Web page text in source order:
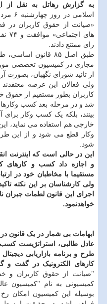
به گزارش رهاتل به نقل از
«صیانت از حقوق کاربران در
رای ممتنع دادند.
طبق اصل ۸۵ قانون
مجازی در کمیسیون تخصصی
از تائید شورای نگهبان، بصورت
ولی فعالان این عرصه
کاربران بطور مستقیم از حقوق
شد و در مرحله بعد کسب
بینند، بلکه یک کسب وکار برای
خارجی هم استفاده می نماید،
وکار قطع می شود و از این
شود.
این در حالی است که اینترنت
و اجازه داد کسب و
مستقیما با مخاطبان خود در
ولی کارشناسان بر این نکته
اجرای این قانون لطمات جبران
خواهدنمود.
ابهامات بی شمار در یک قانون
عادل طالبی، استراتژیست کسب و
طرح و برنامه بازاریابی
کارهای الکترونیک در گفت و
"صیانت از حقوق کاربران و
کمیسیونی به نام "کمیسیون
بوسیله این کمیسیون امکان